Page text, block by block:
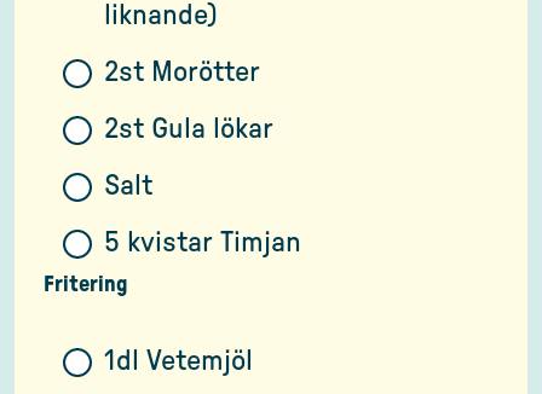
liknande)
2st Morötter
2st Gula lökar
Salt
5 kvistar Timjan
Fritering
1dl Vetemjöl